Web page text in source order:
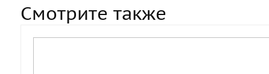
Смотрите также